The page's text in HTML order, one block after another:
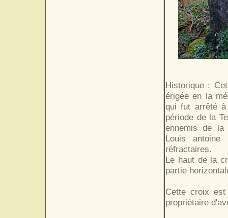
Historique :
érigée en la
qui fut arrêté
période de la
ennemis de la
Louis
réfractaires.
Le haut de la
partie
Cette croix
propriétaire